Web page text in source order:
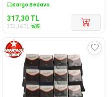
Sepette %15 İndirim
317,30 TL
373,16TL %15